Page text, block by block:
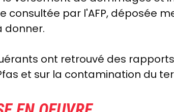
consultée par l'AFP, déposée
donner.
ont retrouvé des
et sur la contamination du